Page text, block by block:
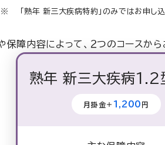
「熟年 新三大疾病特約」のみではお申し
保障内容によって、２つのコースから
熟年 新三大疾病1.2
月掛金＋ 1,200 円